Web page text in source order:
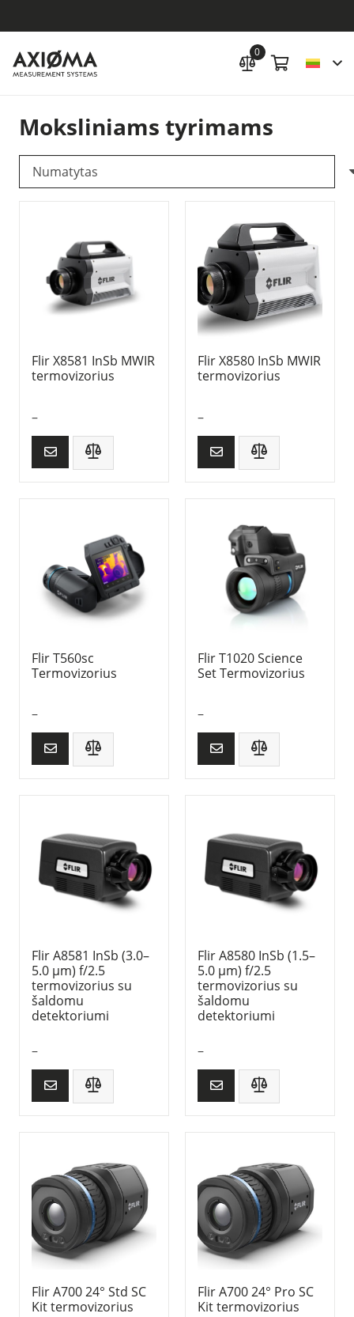
0
Moksliniams tyrimams
Flir X8581 InSb MWIR
termovizorius
–
Flir X8580 InSb MWIR
termovizorius
–
Flir T560sc
Termovizorius
–
Flir T1020 Science
Set Termovizorius
–
Flir A8581 InSb (3.0–
5.0 µm) f/2.5
termovizorius su
šaldomu
detektoriumi
–
Flir A8580 InSb (1.5–
5.0 µm) f/2.5
termovizorius su
šaldomu
detektoriumi
–
Flir A700 24° Std SC
Kit termovizorius
Flir A700 24° Pro SC
Kit termovizorius